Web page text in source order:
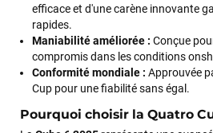
efficace et d'une carène innovante
rapides.
Maniabilité améliorée : Conçue
compromis dans les conditions
Conformité mondiale : Approuvée
Cup pour une fiabilité sans égal.
Pourquoi choisir la Quatro
François
J’ai commandé un pack via leur site
commande validée, le magasin m’a
avec moi les caractéristiques des
plus. Niveau réactivité, c’est au top :